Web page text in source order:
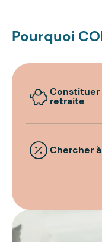
Pourquoi
Constituer
retraite
Chercher